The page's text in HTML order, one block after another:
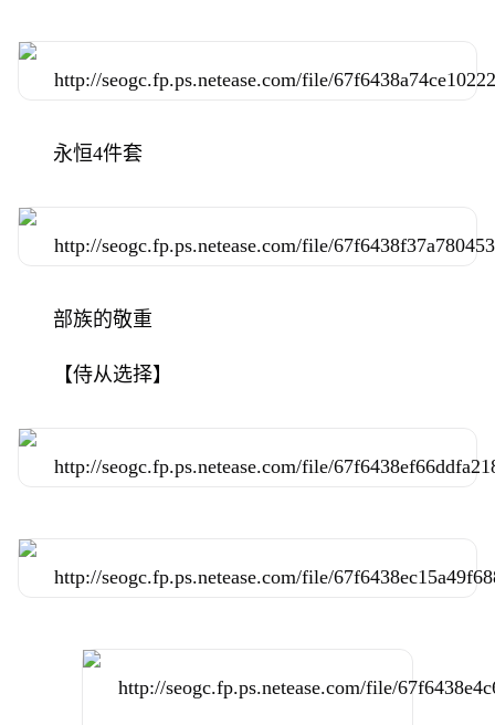
永恒4件套
部族的敬重
【侍从选择】